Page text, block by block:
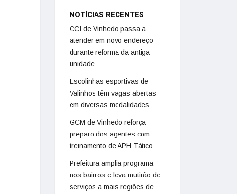
NOTÍCIAS RECENTES
CCI de Vinhedo passa a
atender em novo endereço
durante reforma da antiga
unidade
Escolinhas esportivas de
Valinhos têm vagas abertas
em diversas modalidades
GCM de Vinhedo reforça
preparo dos agentes com
treinamento de APH Tático
Prefeitura amplia programa
nos bairros e leva mutirão de
serviços a mais regiões de